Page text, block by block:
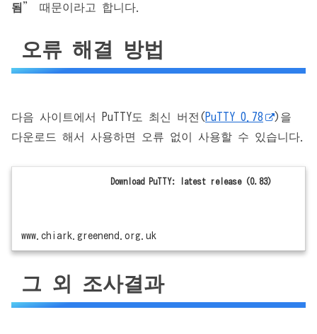
됨” 때문이라고 합니다.
오류 해결 방법
다음 사이트에서 PuTTY도 최신 버전( PuTTY 0.78
)을
다운로드 해서 사용하면 오류 없이 사용할 수 있습니다.
Download PuTTY: latest release (0.83)
www.chiark.greenend.org.uk
그 외 조사결과